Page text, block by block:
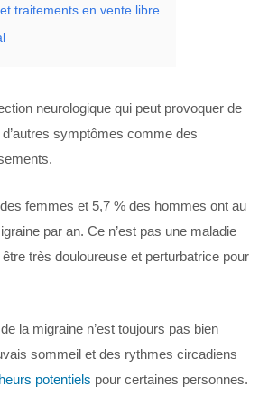
traitements en vente libre
neurologique qui peut provoquer de
symptômes comme des
des femmes et 5,7 % des hommes ont au
par an. Ce n’est pas une maladie
très douloureuse et perturbatrice pour
la migraine n’est toujours pas bien
sommeil et des rythmes circadiens
potentiels pour certaines personnes.